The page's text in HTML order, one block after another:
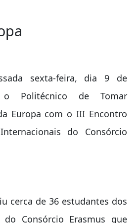
sexta-feira, dia 9 de
Politécnico de Tomar
Europa com o III Encontro
do Consórcio
cerca de 36 estudantes dos
do Consórcio Erasmus que